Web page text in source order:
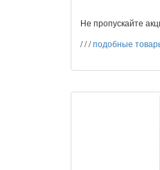
Не пропускайте
///подобные